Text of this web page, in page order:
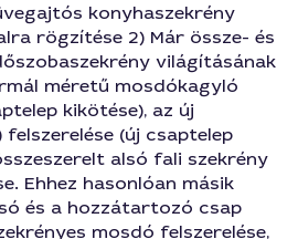
konyhaszekrény
rögzítése 2) Már össze- és
világításának
méretű mosdókagyló
kikötése), az új
felszerelése (új csaptelep
alsó fali szekrény
Ehhez hasonlóan másik
és a hozzátartozó csap
mosdó felszerelése,